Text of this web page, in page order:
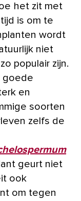
het zit met
is om te
wordt
niet
populair zijn.
goede
en
soorten
zelfs de
geurt niet
ook
om tegen